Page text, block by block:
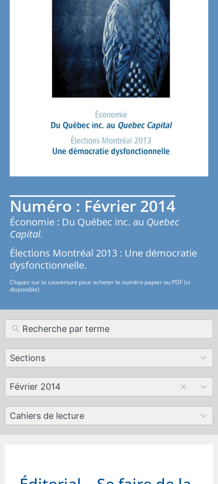
Numéro : Février 2014
Économie : Du Québec inc. au Quebec
Capital.
Élections Montréal 2013 : Une démocratie
dysfonctionnelle.
Cliquez sur la couverture pour acheter le numéro papier ou PDF (si
disponible)
Sections
12
results
Février 2014
179
results
Cahiers de lecture
50
results